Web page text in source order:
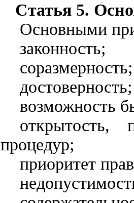
Статья 5.
Основными
законность;
соразмерность;
достоверность;
возможность
открытость,
процедур;
приоритет